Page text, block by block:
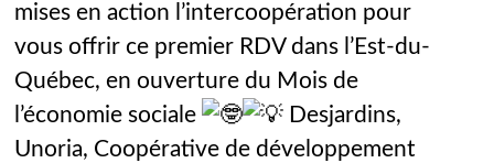
mises en action l’intercoopération pour
vous offrir ce premier RDV dans l’Est-du-
Québec, en ouverture du Mois de
l’économie sociale
Desjardins,
Unoria, Coopérative de développement